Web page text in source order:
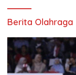
Berita Olahraga